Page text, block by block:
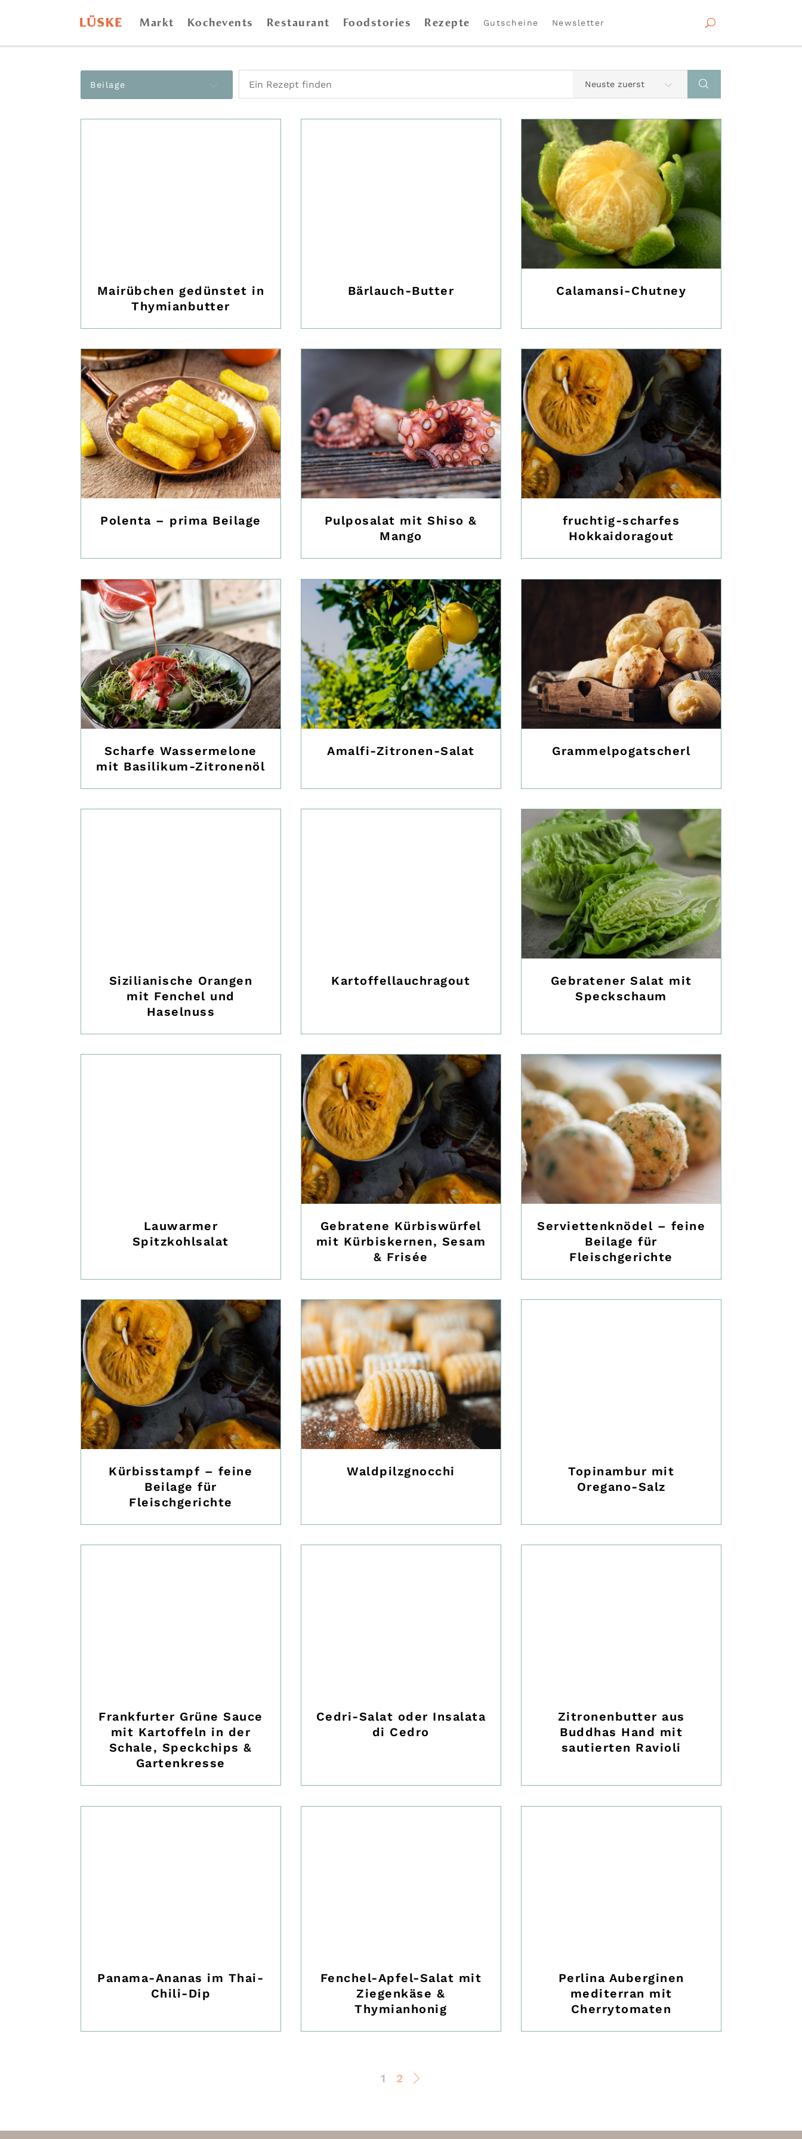
Markt Kochevents Restaurant Foodstories Rezepte Gutscheine Newsletter
Beilage
Mairübchen gedünstet in
Thymianbutter
Bärlauch-Butter Calamansi-Chutney
Polenta – prima Beilage
Pulposalat mit Shiso &
Mango
fruchtig-scharfes
Hokkaidoragout
Scharfe Wassermelone
mit Basilikum-Zitronenöl
Amalfi-Zitronen-Salat Grammelpogatscherl
Sizilianische Orangen
mit Fenchel und
Haselnuss
Kartoffellauchragout
Gebratener Salat mit
Speckschaum
Lauwarmer
Spitzkohlsalat
Gebratene Kürbiswürfel
mit Kürbiskernen, Sesam
& Frisée
Serviettenknödel – feine
Beilage für
Fleischgerichte
Kürbisstampf – feine
Beilage für
Fleischgerichte
Waldpilzgnocchi
Topinambur mit
Oregano-Salz
Frankfurter Grüne Sauce
mit Kartoffeln in der
Schale, Speckchips &
Gartenkresse
Cedri-Salat oder Insalata
di Cedro
Zitronenbutter aus
Buddhas Hand mit
sautierten Ravioli
Panama-Ananas im Thai-
Chili-Dip
Fenchel-Apfel-Salat mit
Ziegenkäse &
Thymianhonig
Perlina Auberginen
mediterran mit
Cherrytomaten
1 2